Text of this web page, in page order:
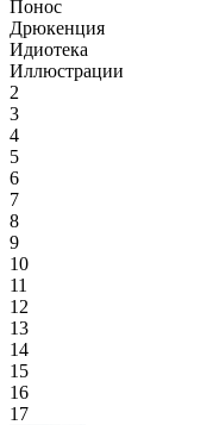
Понос
Дрюкенция
Идиотека
Иллюстрации
2
3
4
5
6
7
8
9
10
11
12
13
14
15
16
17